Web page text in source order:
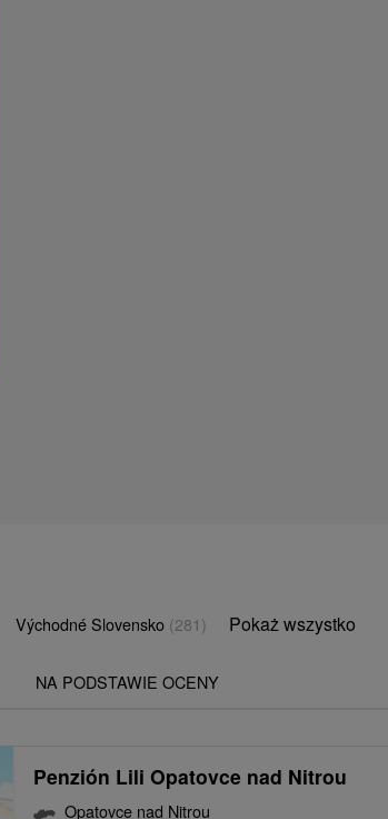
Východné Slovensko (281) Pokaż wszystko
NA PODSTAWIE OCENY
Penzión Lili Opatovce nad Nitrou
Opatovce nad Nitrou